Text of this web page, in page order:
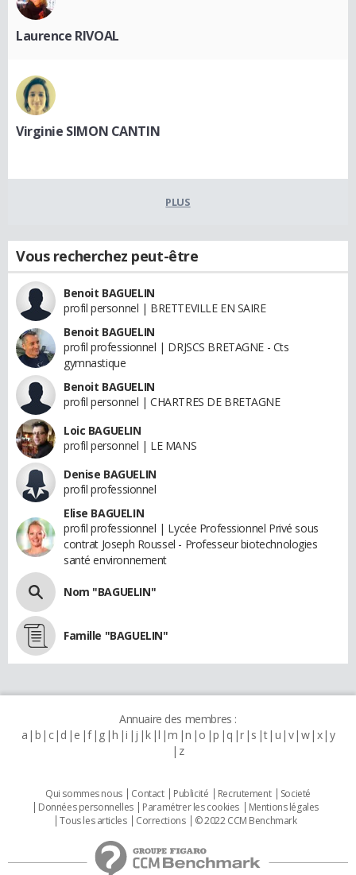
Laurence RIVOAL
Virginie SIMON CANTIN
PLUS
Vous recherchez peut-être
Benoit BAGUELIN
profil personnel | BRETTEVILLE EN SAIRE
Benoit BAGUELIN
profil professionnel | DRJSCS BRETAGNE - Cts
gymnastique
Benoit BAGUELIN
profil personnel | CHARTRES DE BRETAGNE
Loic BAGUELIN
profil personnel | LE MANS
Denise BAGUELIN
profil professionnel
Elise BAGUELIN
profil professionnel | Lycée Professionnel Privé sous
contrat Joseph Roussel - Professeur biotechnologies
santé environnement
Nom "BAGUELIN"
Famille "BAGUELIN"
Annuaire des membres :
a b c d e f g h i j k l m n o p q r s t u v w x y
z
Qui sommes nous Contact Publicité Recrutement
Societé
Données personnelles
Paramétrer les cookies
Mentions légales
Tous les articles
Corrections © 2022 CCM Benchmark